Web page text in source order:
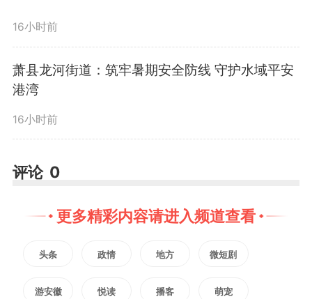
建）
版权声明：未经许可禁止以任何形式转载
16小时前
萧县龙河街道：筑牢暑期安全防线 守护水域平安
港湾
16小时前
评论 0
更多精彩内容请进入频道查看
头条 政情 地方 微短剧
游安徽 悦读 播客 萌宠